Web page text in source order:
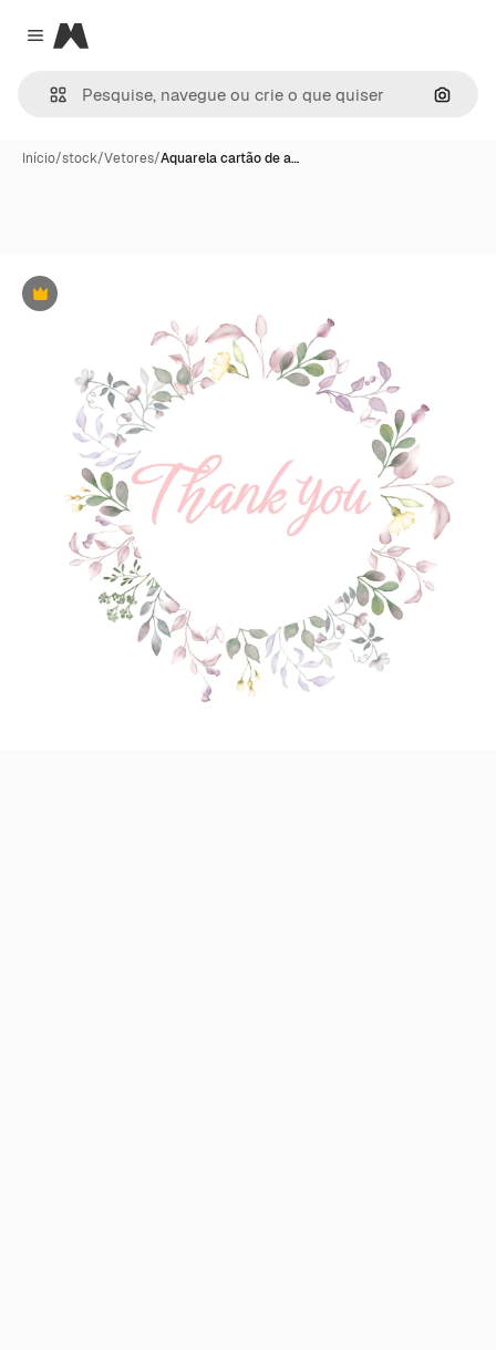
Close menu
Magnific
Início/stock/Vetores/Aquarela cartão de a…
Premium